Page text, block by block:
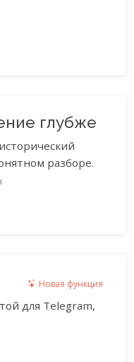
глубже
разборе.
Новая функция
для Telegram,